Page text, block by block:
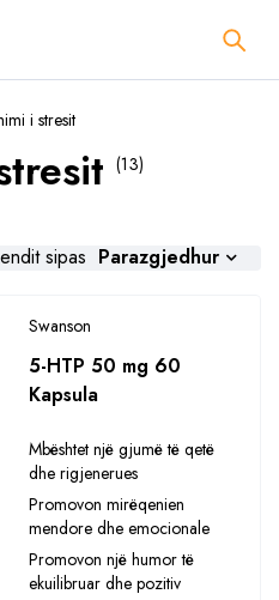
i stresit
(13)
sipas Parazgjedhur
Swanson
5-HTP 50 mg 60
Kapsula
Mbështet një gjumë të qetë
dhe rigjenerues
Promovon mirëqenien
mendore dhe emocionale
Promovon një humor të
ekuilibruar dhe pozitiv